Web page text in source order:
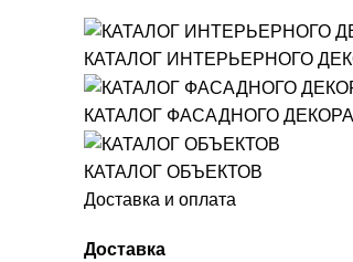
КАТАЛОГ ИНТЕРЬЕРНОГО
КАТАЛОГ ФАСАДНОГО ДЕКОРА
КАТАЛОГ ОБЪЕКТОВ
Доставка и оплата
Доставка